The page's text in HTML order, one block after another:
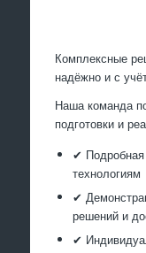
Комплексные
надёжно и с
Наша команда
подготовки и
✔ Подробная
технологиям
✔
решений и
✔